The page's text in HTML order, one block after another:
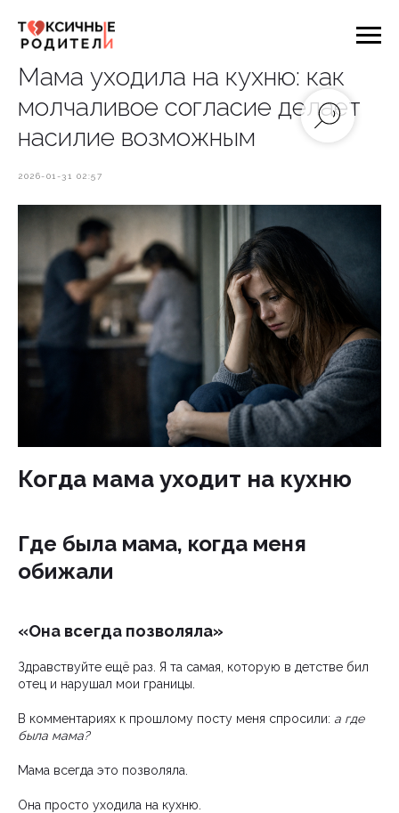
Мама уходила на кухню: как
молчаливое согласие делает
насилие возможным
2026-01-31 02:57
Когда мама уходит на кухню
Где была мама, когда меня
обижали
«Она всегда позволяла»
Здравствуйте ещё раз. Я та самая, которую в детстве бил
отец и нарушал мои границы.
В комментариях к прошлому посту меня спросили: а где
была мама?
Мама всегда это позволяла.
Она просто уходила на кухню.